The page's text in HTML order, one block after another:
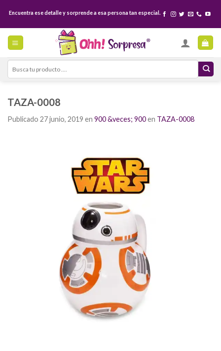
content
Encuentra ese detalle y sorprende a esa persona tan especial.
Search
for:
TAZA-0008
Publicado 27 junio, 2019 en 900 &veces; 900en TAZA-0008